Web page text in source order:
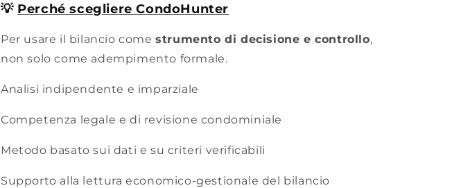
💡 Perché scegliere CondoHunter
Per usare il bilancio comestrumento di decisione e controllo,
non solo come adempimento formale.
Analisi indipendente e imparziale
Competenza legale e di revisione condominiale
Metodo basato sui dati e su criteri verificabili
Supporto alla lettura economico-gestionale del bilancio